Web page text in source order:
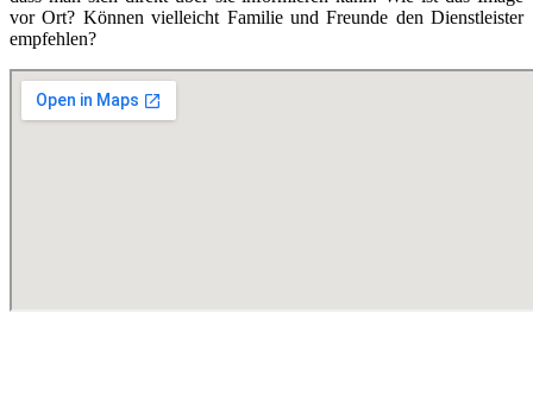
vor Ort? Können vielleicht Familie und Freunde den Dienstleister
empfehlen?